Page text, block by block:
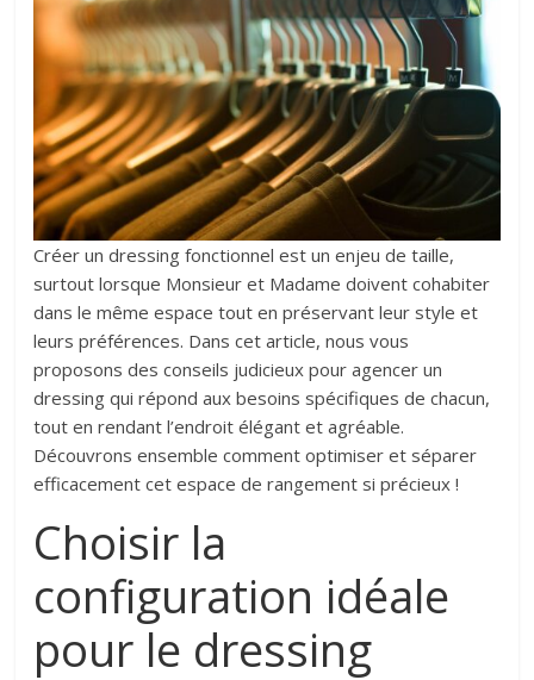
Créer un dressing fonctionnel est un enjeu de taille,
surtout lorsque Monsieur et Madame doivent cohabiter
dans le même espace tout en préservant leur style et
leurs préférences. Dans cet article, nous vous
proposons des conseils judicieux pour agencer un
dressing qui répond aux besoins spécifiques de chacun,
tout en rendant l’endroit élégant et agréable.
Découvrons ensemble comment optimiser et séparer
efficacement cet espace de rangement si précieux !
Choisir la
configuration idéale
pour le dressing